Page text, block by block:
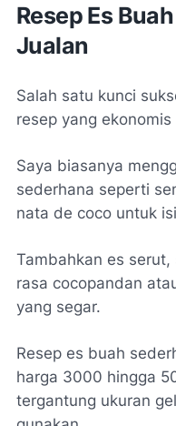
Resep Es
Jualan
Salah satu kunci
resep yang
Saya biasanya
sederhana seperti
nata de coco untuk
Tambahkan es
rasa cocopandan
yang segar.
Resep es buah
harga 3000 hingga
tergantung ukuran